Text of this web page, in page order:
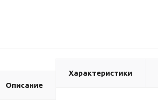
Описание
Характеристики